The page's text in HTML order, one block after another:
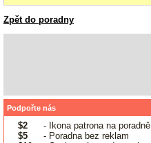
Zpět do poradny
Podpořte nás
$2
- Ikona patrona na poradně
$5
- Poradna bez reklam